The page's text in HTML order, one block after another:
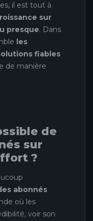
il est tout à
sur
presque. Dans
les
fiables
de manière
de
sur
?
abonnés
où les
voir son